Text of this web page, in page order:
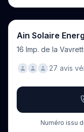
Ain Solaire
16 Imp. de la
27 avis
Numéro issu